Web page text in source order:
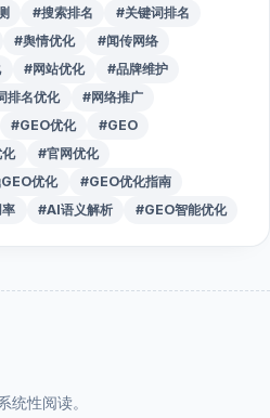
#搜索排名
#关键词排名
#舆情优化
#闻传网络
#网站优化
#品牌维护
排名优化
#网络推广
#GEO优化
#GEO
#官网优化
优化
#GEO优化指南
#AI语义解析 #GEO智能优化
统性阅读。